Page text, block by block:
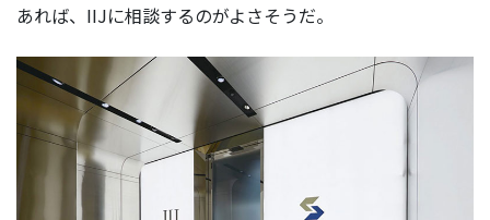
あれば、IIJに相談するのがよさそうだ。